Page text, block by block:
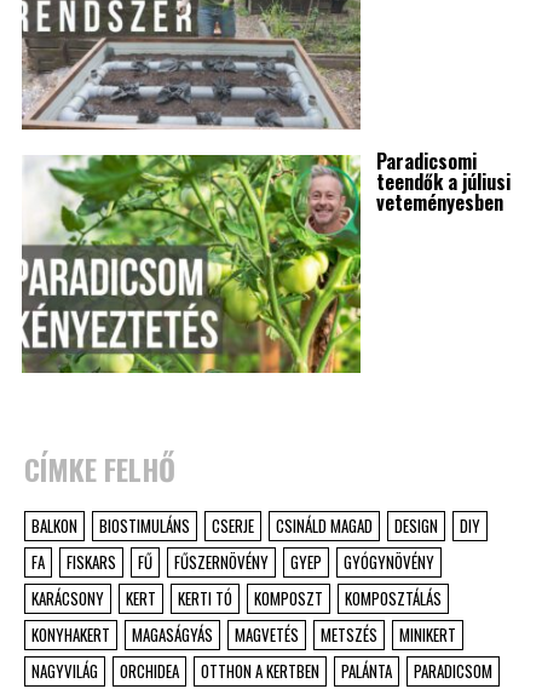
Paradicsomi
teendők a júliusi
veteményesben
CÍMKE FELHŐ
BALKON BIOSTIMULÁNS CSERJE CSINÁLD MAGAD DESIGN
DIY
FA
FISKARS FŰ FŰSZERNÖVÉNY GYEP
GYÓGYNÖVÉNY
KARÁCSONY
KERT KERTI TÓ KOMPOSZT
KOMPOSZTÁLÁS
KONYHAKERT
MAGASÁGYÁS MAGVETÉS METSZÉS
MINIKERT
NAGYVILÁG
ORCHIDEA OTTHON A KERTBEN PALÁNTA
PARADICSOM